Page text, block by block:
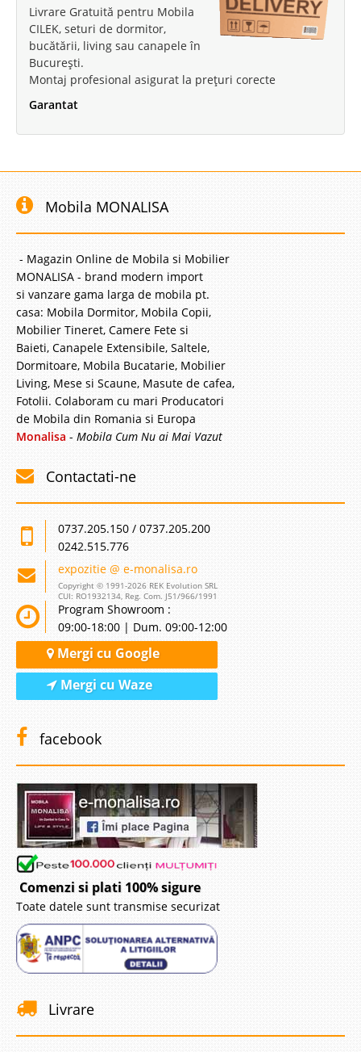
Livrare Gratuită pentru Mobila
CILEK, seturi de dormitor,
bucătării, living sau canapele în
București.
Montaj profesional asigurat la prețuri corecte
Garantat
Mobila MONALISA
- Magazin Online de Mobila si Mobilier
MONALISA - brand modern import
si vanzare gama larga de mobila pt.
casa: Mobila Dormitor, Mobila Copii,
Mobilier Tineret, Camere Fete si
Baieti, Canapele Extensibile, Saltele,
Dormitoare, Mobila Bucatarie, Mobilier
Living, Mese si Scaune, Masute de cafea,
Fotolii. Colaboram cu mari Producatori
de Mobila din Romania si Europa
Monalisa - Mobila Cum Nu ai Mai Vazut
Contactati-ne
0737.205.150 / 0737.205.200
0242.515.776
expozitie @ e-monalisa.ro
Copyright © 1991-2026 REK Evolution SRL
CUI: RO1932134, Reg. Com. J51/966/1991
Program Showroom :
09:00-18:00 | Dum. 09:00-12:00
Mergi cu Google
Mergi cu Waze
facebook
Comenzi si plati 100% sigure
Toate datele sunt transmise securizat
Livrare